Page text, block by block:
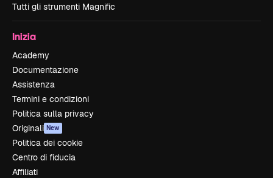
Tutti gli strumenti Magnific
Inizia
Academy
Documentazione
Assistenza
Termini e condizioni
Politica sulla privacy
Originali New
Politica dei cookie
Centro di fiducia
Affiliati